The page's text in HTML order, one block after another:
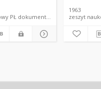
zeszyt naukowy PŁ dokument
1963